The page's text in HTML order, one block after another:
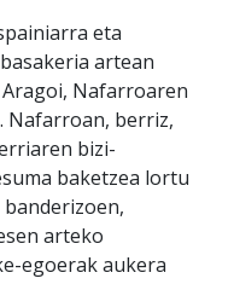
eta
artean
Nafarroaren
Nafarroan, berriz,
bizi-
baketzea lortu
arteko
egoerak aukera